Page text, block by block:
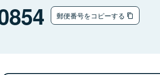
郵便番号をコピーする